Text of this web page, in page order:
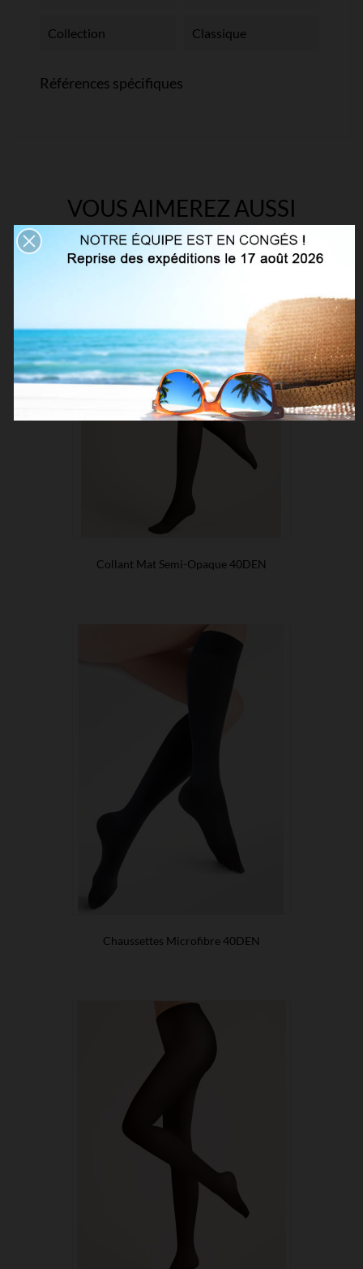
Collection Classique
Références spécifiques
VOUS AIMEREZ AUSSI
Collant Mat Semi-Opaque 40DEN
Chaussettes Microfibre 40DEN